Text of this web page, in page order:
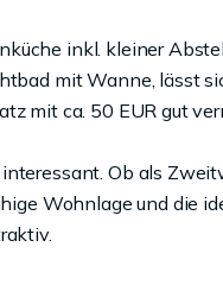
inkl. kleiner
mit Wanne, lässt
mit ca. 50 EUR gut
Ob als
Wohnlage und die